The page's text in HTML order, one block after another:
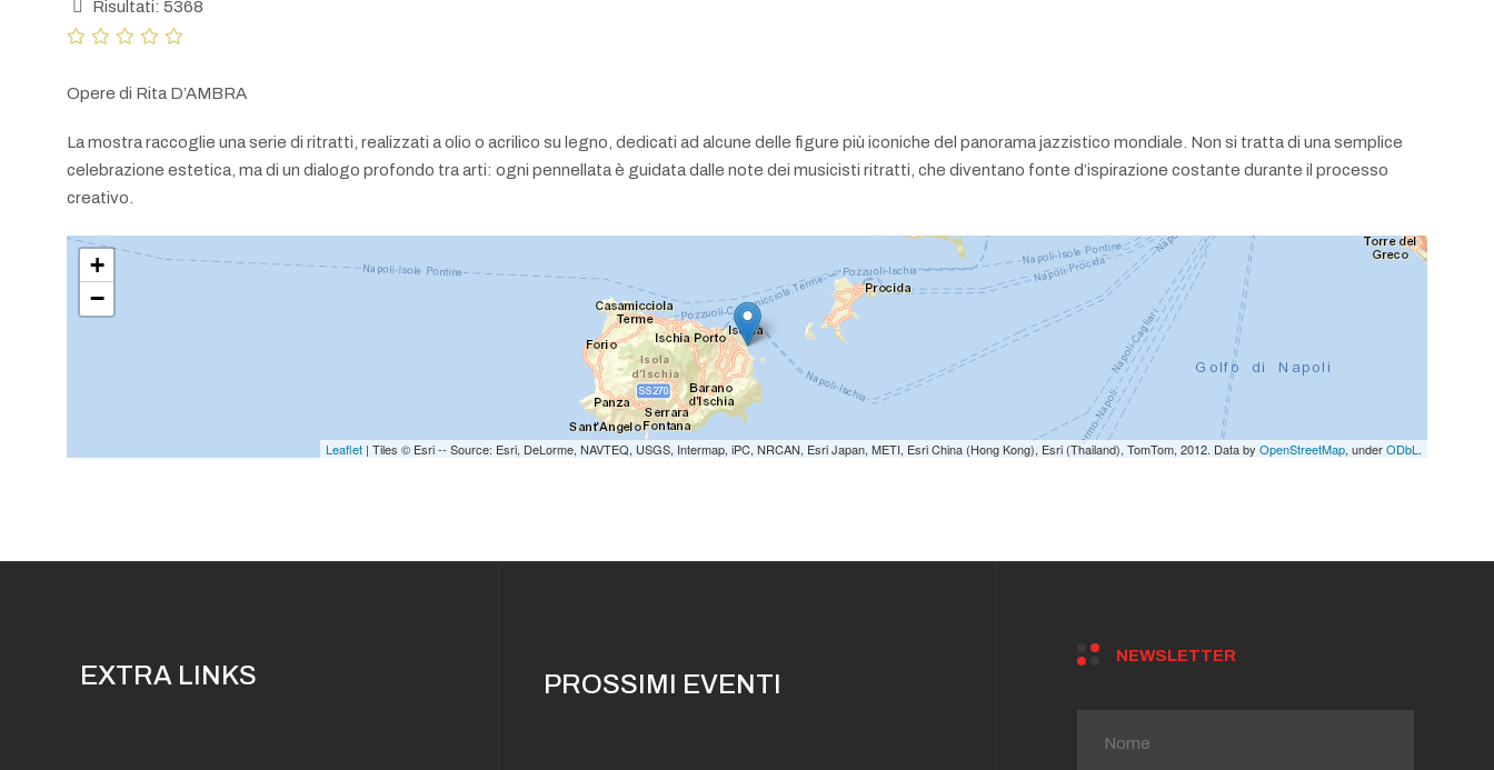
Risultati: 5368
Opere di Rita D’AMBRA
La mostra raccoglie una serie di ritratti, realizzati a olio o acrilico su legno, dedicati ad alcune delle figure più iconiche del panorama jazzistico mondiale. Non si tratta di una semplice
celebrazione estetica, ma di un dialogo profondo tra arti: ogni pennellata è guidata dalle note dei musicisti ritratti, che diventano fonte d’ispirazione costante durante il processo
creativo.
+
−
Leaflet | Tiles © Esri -- Source: Esri, DeLorme, NAVTEQ, USGS, Intermap, iPC, NRCAN, Esri Japan, METI, Esri China (Hong Kong), Esri (Thailand), TomTom, 2012. Data by OpenStreetMap, underODbL .
EXTRA LINKS PROSSIMI EVENTI
NEWSLETTER